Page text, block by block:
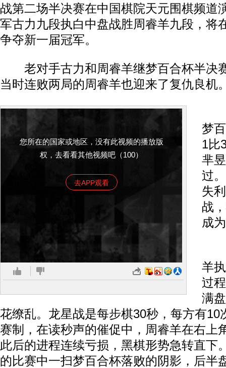
战第二场半决赛在中国棋院天元围棋频道
军古力九段执白中盘战胜周睿羊九段，将
争夺新一届冠军。
老对手古力和周睿羊继梦百合杯半决
当时连败两局的周睿羊也迎来了复仇良机
您所在的国家或地区，没有此视频的播放版
权，去看看其他视频吧（100）
去APP观看
梦
1比
芈
过
失
战
成
羊
过
满
花缭乱。龙星战是每步棋30秒，每方有10
赛制，在读秒声的催促中，周睿羊在右上
此后的进程连续亏损，黑棋形势急转直下
的比赛中一扫梦百合杯落败的阴影，后半